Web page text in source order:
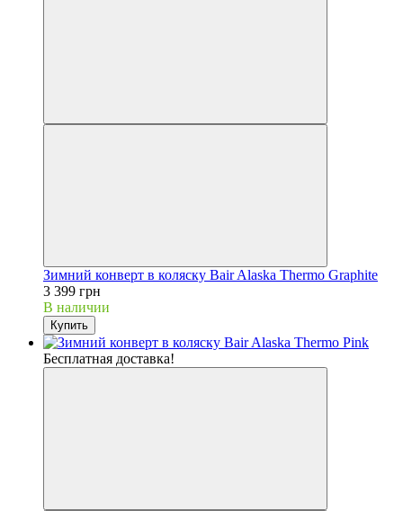
Зимний конверт в коляску Bair Alaska Thermo Graphite
3 399 грн
В наличии
Купить
Бесплатная доставка!